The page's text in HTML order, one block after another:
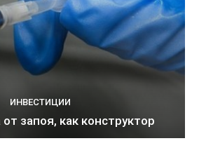
ИНВЕСТИЦИИ
запоя, как конструктор